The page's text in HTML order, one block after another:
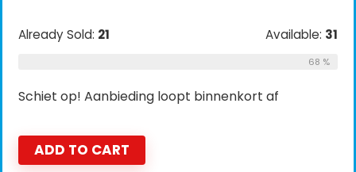
Already Sold: 21 Available: 31
68 %
Schiet op! Aanbieding loopt binnenkort af
ADD TO CART